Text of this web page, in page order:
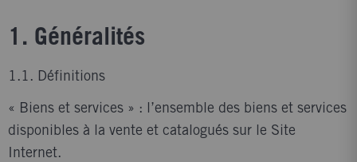
1. Généralités
1.1. Définitions
« Biens et services » : l’ensemble des biens et services
disponibles à la vente et catalogués sur le Site
Internet.